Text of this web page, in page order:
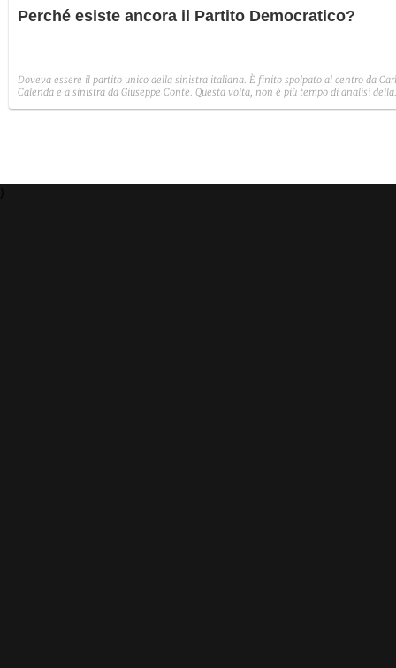
Perché esiste ancora il Partito Democratico?
Doveva essere il partito unico della sinistra italiana. È finito spolpato al centro da
Calenda e a sinistra da Giuseppe Conte. Questa volta, non è più tempo di analisi della